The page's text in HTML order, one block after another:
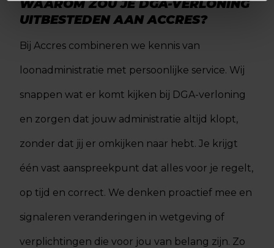
WAAROM ZOU JE DGA-VERLONING
UITBESTEDEN AAN ACCRES?
Bij Accres combineren we kennis van
loonadministratie met persoonlijke service. Wij
snappen wat er komt kijken bij DGA-verloning
en zorgen dat jouw administratie altijd klopt,
zonder dat jij er omkijken naar hebt. Je krijgt
één vast aanspreekpunt dat alles voor je regelt,
op tijd en correct. We denken proactief mee en
signaleren veranderingen in wetgeving of
verplichtingen die voor jou van belang zijn. Zo